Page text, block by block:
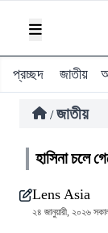
প্রচ্ছদ জাতীয়
/ জাতীয়
হাসিনা চলে
Lens Asia
২৪ জানুয়ারী, ২০২৬